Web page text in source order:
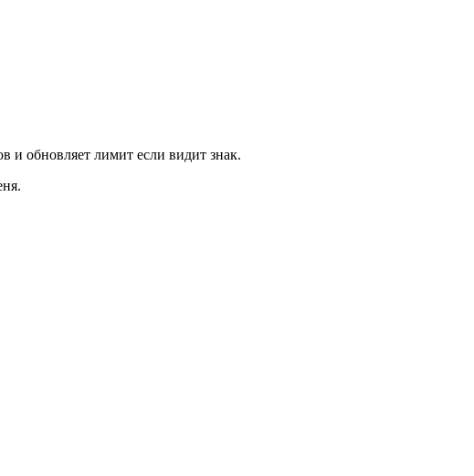
и обновляет лимит если видит знак.